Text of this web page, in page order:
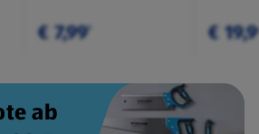
€ 7,99¹ €
ab